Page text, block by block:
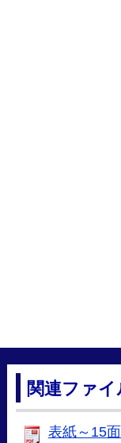
関連ファ
表紙～15